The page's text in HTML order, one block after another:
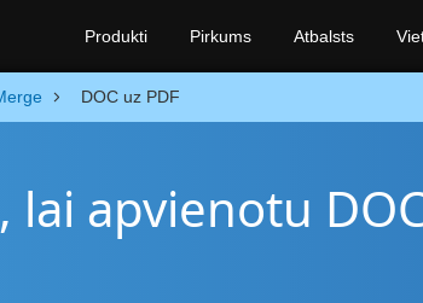
DOC uz PDF
apvienotu
Produkti Pirkums Atbalsts